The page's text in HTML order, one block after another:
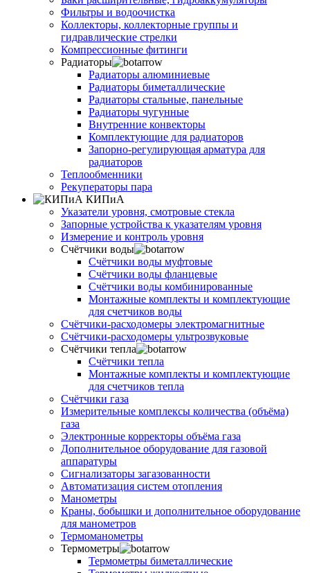
Фильтры и водоочистка
Коллекторы, коллекторные группы и
гидравлические стрелки
Компрессионные фитинги
Радиаторы
Радиаторы алюминиевые
Радиаторы биметаллические
Радиаторы стальные, панельные
Радиаторы чугунные
Внутренние конвекторы
Комплектующие для радиаторов
Запорно-регулирующая арматура для
радиаторов
Теплообменники
Рекуператоры пара
КИПиА
Указатели уровня, смотровые стекла
Запорные устройства к указателям уровня
Измерение и контроль уровня
Счётчики воды
Счётчики воды муфтовые
Счётчики воды фланцевые
Счётчики воды комбинированные
Монтажные комплекты и комплектующие
для счетчиков воды
Счётчики-расходомеры электромагнитные
Счётчики-расходомеры ультрозвуковые
Счётчики тепла
Счётчики тепла
Монтажные комплекты и комплектующие
для счетчиков тепла
Счётчики газа
Измерительные комплексы количества (объёма)
газа
Электронные корректоры объёма газа
Дополнительное оборудование для газовой
аппаратуры
Сигнализаторы загазованности
Автоматизация систем отопления
Манометры
Краны, бобышки и дополнительное оборудование
для манометров
Термоманометры
Термометры
Термометры биметаллические